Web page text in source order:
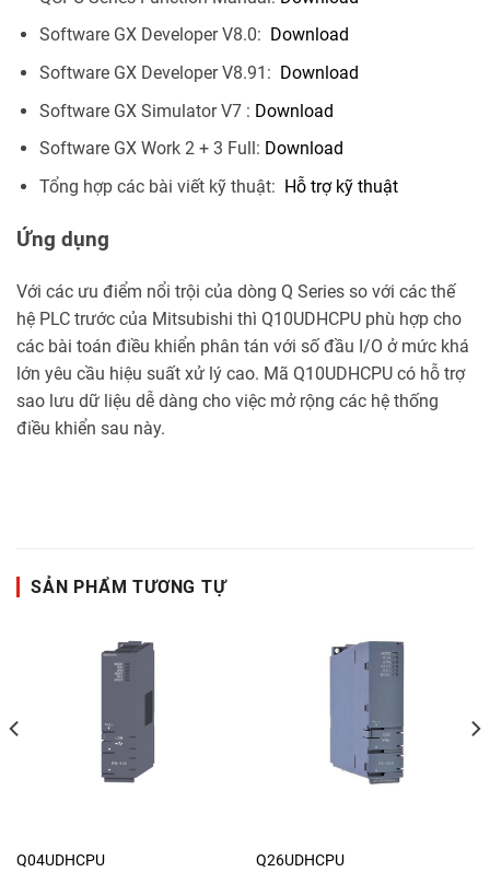
Software GX Developer V8.0: Download
Software GX Developer V8.91: Download
Software GX Simulator V7 : Download
Software GX Work 2 + 3 Full: Download
Tổng hợp các bài viết kỹ thuật: Hỗ trợ kỹ thuật
Ứng dụng
Với các ưu điểm nổi trội của dòng Q Series so với các thế
hệ PLC trước của Mitsubishi thì Q10UDHCPU phù hợp cho
các bài toán điều khiển phân tán với số đầu I/O ở mức khá
lớn yêu cầu hiệu suất xử lý cao. Mã Q10UDHCPU có hỗ trợ
sao lưu dữ liệu dễ dàng cho việc mở rộng các hệ thống
điều khiển sau này.
SẢN PHẨM TƯƠNG TỰ
Q04UDHCPU
Q26UDHCPU